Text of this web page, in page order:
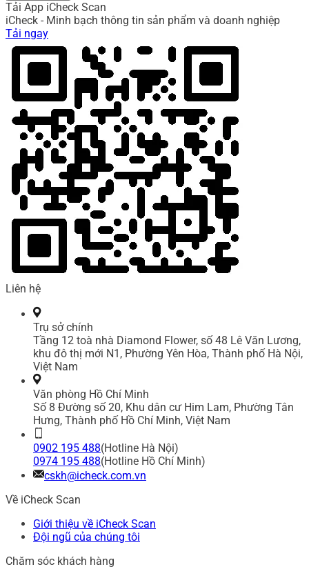
Tải App iCheck Scan
iCheck - Minh bạch thông tin sản phẩm và doanh nghiệp
Tải ngay
Liên hệ
Trụ sở chính
Tầng 12 toà nhà Diamond Flower, số 48 Lê Văn Lương,
khu đô thị mới N1, Phường Yên Hòa, Thành phố Hà Nội,
Việt Nam
Văn phòng Hồ Chí Minh
Số 8 Đường số 20, Khu dân cư Him Lam, Phường Tân
Hưng, Thành phố Hồ Chí Minh, Việt Nam
0902 195 488(Hotline Hà Nội)
0974 195 488(Hotline Hồ Chí Minh)
cskh@icheck.com.vn
Về iCheck Scan
Giới thiệu về iCheck Scan
Đội ngũ của chúng tôi
Chăm sóc khách hàng